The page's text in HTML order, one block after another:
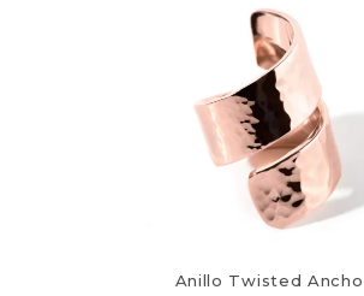
Anillo Twisted Ancho